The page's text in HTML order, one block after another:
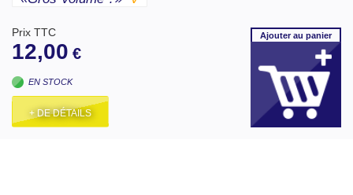
Prix TTC
12,00 €
EN STOCK
+ DE DÉTAILS
Ajouterau panier